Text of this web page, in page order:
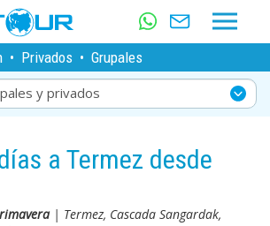
• Privados • Grupales
y privados
a Termez desde
| Termez, Cascada Sangardak,